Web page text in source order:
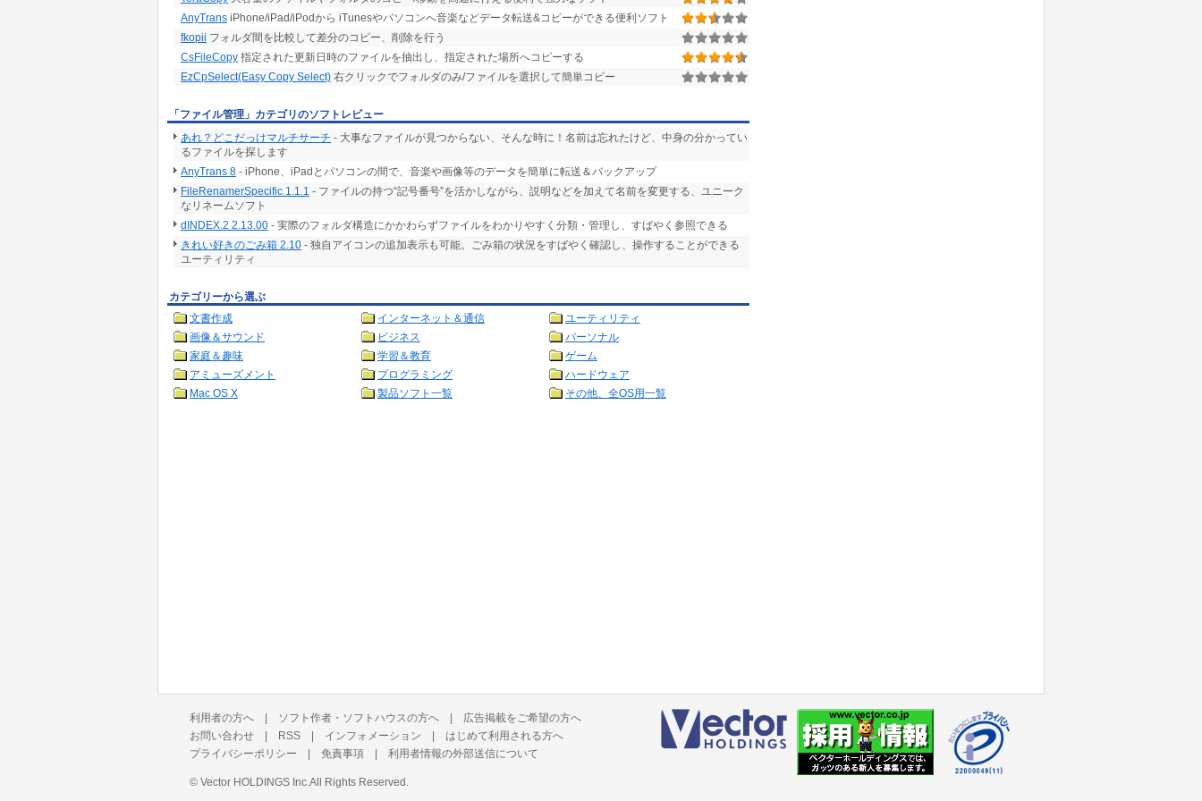
AnyTrans iPhone/iPad/iPodから iTunesやパソコンへ音楽などデータ転送&コピーができる便利ソフト
fkopii フォルダ間を比較して差分のコピー、削除を行う
CsFileCopy 指定された更新日時のファイルを抽出し、指定された場所へコピーする
EzCpSelect(Easy Copy Select) 右クリックでフォルダのみ/ファイルを選択して簡単コピー
「ファイル管理」カテゴリのソフトレビュー
あれ？どこだっけマルチサーチ - 大事なファイルが見つからない、そんな時に！名前は忘れたけど、中身の分かってい
るファイルを探します
AnyTrans 8 - iPhone、iPadとパソコンの間で、音楽や画像等のデータを簡単に転送＆バックアップ
FileRenamerSpecific 1.1.1 - ファイルの持つ“記号番号”を活かしながら、説明などを加えて名前を変更する、ユニーク
なリネームソフト
dINDEX.2 2.13.00 - 実際のフォルダ構造にかかわらずファイルをわかりやすく分類・管理し、すばやく参照できる
きれい好きのごみ箱 2.10 - 独自アイコンの追加表示も可能。ごみ箱の状況をすばやく確認し、操作することができる
ユーティリティ
カテゴリーから選ぶ
文書作成
インターネット＆通信
ユーティリティ
画像＆サウンド
ビジネス
パーソナル
家庭＆趣味
学習＆教育
ゲーム
アミューズメント
プログラミング
ハードウェア
Mac OS X
製品ソフト一覧 その他、全OS用一覧
利用者の方へ | ソフト作者・ソフトハウスの方へ | 広告掲載をご希望の方へ
お問い合わせ | RSS | インフォメーション | はじめて利用される方へ
プライバシーポリシー | 免責事項 | 利用者情報の外部送信について
© Vector HOLDINGS Inc. All Rights Reserved.